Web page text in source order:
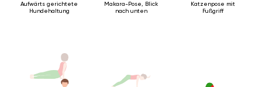
Aufwärts gerichtete
Hundehaltung
Makara-Pose, Blick
nach unten
Katzenpose mit
Fußgriff